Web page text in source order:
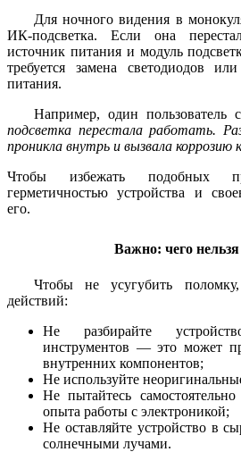
Для ночного видения в
ИК-подсветка. Если она
источник питания и модуль
требуется замена светодиодов
питания.
Например, один пользователь
подсветка перестала работать.
проникла внутрь и вызвала коррозию
Чтобы избежать подобных
герметичностью устройства и
его.
Важно: чего нельзя
Чтобы не усугубить
действий:
Не разбирайте
инструментов — это может
внутренних компонентов;
Не используйте
Не пытайтесь
опыта работы с электроникой;
Не оставляйте устройство в
солнечными лучами.